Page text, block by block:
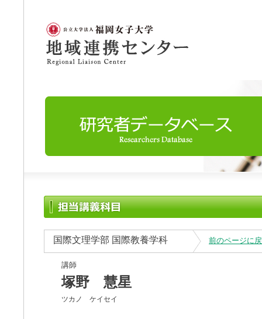
国際文理学部 国際教養学科 前のページに
講師
塚野 慧星
ツカノ ケイセイ